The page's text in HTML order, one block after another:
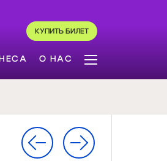
КУПИТЬ БИЛЕТ
О НАС